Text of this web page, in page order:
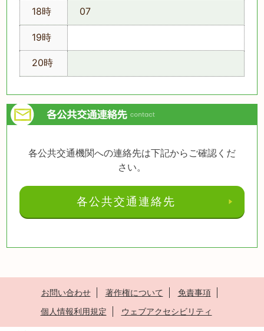
18時 07
19時
20時
各公共交通機関への連絡先は下記からご確認くだ
さい。
各公共交通連絡先
お問い合わせ 著作権について
免責事項
個人情報利用規定
ウェブアクセシビリティ